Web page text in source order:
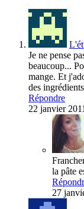
Je ne pense
beaucoup...
mange. Et
des
Répondre
22 janvier 2011
la pâte
27